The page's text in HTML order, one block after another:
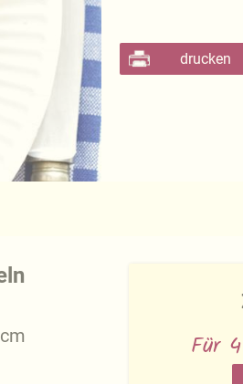
drucken
Für